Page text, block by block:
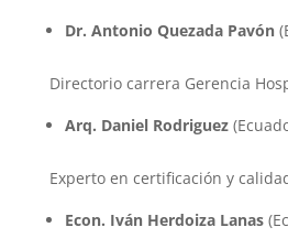
Dr. Antonio Quezada Pavón
Directorio carrera Gerencia
Arq. Daniel Rodriguez
Experto en certificación y
Econ. Iván Herdoiza Lanas